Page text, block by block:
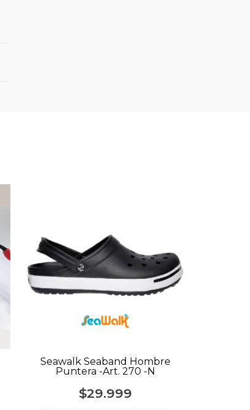
Seawalk Seaband Hombre
Puntera -Art. 270 -N
$29.999